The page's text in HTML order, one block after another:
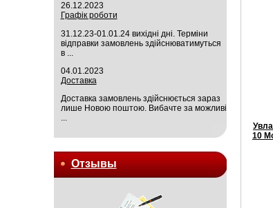
26.12.2023
Графік роботи
31.12.23-01.01.24 вихідні дні. Терміни
відправки замовлень здійснюватимуться
в ...
04.01.2023
Доставка
Доставка замовлень здійснюється зараз
лише Новою поштою. Вибачте за можливі
...
Отзывы
10